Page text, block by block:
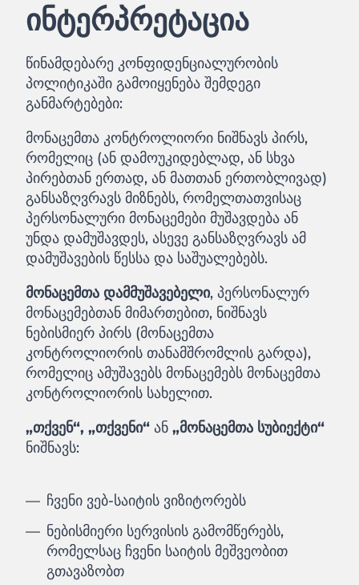
ინტერპრეტაცია
წინამდებარე კონფიდენციალურობის
პოლიტიკაში გამოიყენება შემდეგი
განმარტებები:
მონაცემთა კონტროლიორი ნიშნავს პირს,
რომელიც (ან დამოუკიდებლად, ან სხვა
პირებთან ერთად, ან მათთან ერთობლივად)
განსაზღვრავს მიზნებს, რომელთათვისაც
პერსონალური მონაცემები მუშავდება ან
უნდა დამუშავდეს, ასევე განსაზღვრავს ამ
დამუშავების წესსა და საშუალებებს.
მონაცემთა დამმუშავებელი, პერსონალურ
მონაცემებთან მიმართებით, ნიშნავს
ნებისმიერ პირს (მონაცემთა
კონტროლიორის თანამშრომლის გარდა),
რომელიც ამუშავებს მონაცემებს მონაცემთა
კონტროლიორის სახელით.
„თქვენ“, „თქვენი“ ან„მონაცემთა სუბიექტი“
ნიშნავს:
ჩვენი ვებ-საიტის ვიზიტორებს
ნებისმიერი სერვისის გამომწერებს,
რომელსაც ჩვენი საიტის მეშვეობით
გთავაზობთ